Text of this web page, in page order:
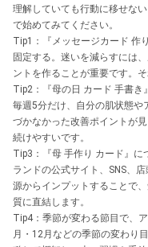
理解していても行動に移せな
で始めてみてください。
Tip1：『メッセージカード 作
固定する。迷いを減らすには
ントを作ることが重要です。
Tip2：『母の日 カード 手書き
毎週5分だけ、自分の肌状態や
づかなかった改善ポイントが
続けやすいです。
Tip3：『母 手作り カード』に
ランドの公式サイト、SNS、
源からインプットすることで
質に直結します。
Tip4：季節が変わる節目で、
月・12月などの季節の変わり